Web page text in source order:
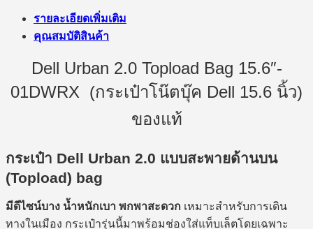
รายละเอียดเพิ่มเติม
คุณสมบัติสินค้า
Dell Urban 2.0 Topload Bag 15.6″-
01DWRX (กระเป๋าโน๊ตบุ๊ค Dell 15.6 นิ้ว)
ของแท้
กระเป๋า Dell Urban 2.0 แบบสะพายด้านบน
(Topload) bag
มีดีไซน์บาง น้ำหนักเบา พกพาสะดวก เหมาะสำหรับการเดิน
ทางในเมือง กระเป๋ารุ่นนี้มาพร้อมช่องใส่แท็บเล็ตโดยเฉพาะ